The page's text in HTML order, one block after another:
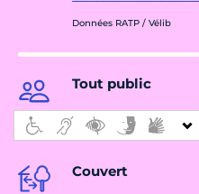
Données RATP / Vélib
Tout public
Couvert